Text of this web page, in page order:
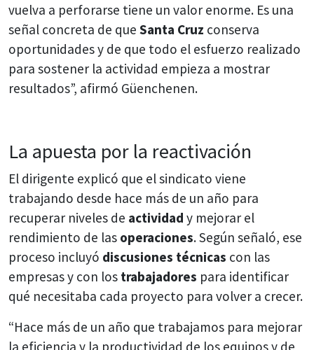
vuelva a perforarse tiene un valor enorme. Es una
señal concreta de que Santa Cruz conserva
oportunidades y de que todo el esfuerzo realizado
para sostener la actividad empieza a mostrar
resultados”, afirmó Güenchenen.
La apuesta por la reactivación
El dirigente explicó que el sindicato viene
trabajando desde hace más de un año para
recuperar niveles de actividad y mejorar el
rendimiento de las operaciones. Según señaló, ese
proceso incluyó discusiones técnicas con las
empresas y con los trabajadores para identificar
qué necesitaba cada proyecto para volver a crecer.
“Hace más de un año que trabajamos para mejorar
la eficiencia y la productividad de los equipos y de